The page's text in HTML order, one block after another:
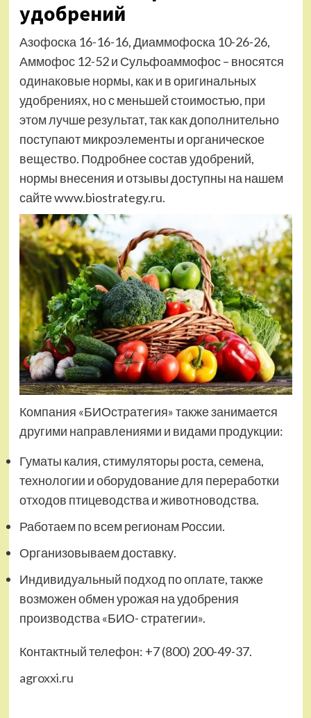
удобрений
Азофоска 16-16-16, Диаммофоска 10-26-26,
Аммофос 12-52 и Сульфоаммофос – вносятся
одинаковые нормы, как и в оригинальных
удобрениях, но с меньшей стоимостью, при
этом лучше результат, так как дополнительно
поступают микроэлементы и органическое
вещество. Подробнее состав удобрений,
нормы внесения и отзывы доступны на нашем
сайте www.biostrategy.ru.
Компания «БИОстратегия» также занимается
другими направлениями и видами продукции:
Гуматы калия, стимуляторы роста, семена,
технологии и оборудование для переработки
отходов птицеводства и животноводства.
Работаем по всем регионам России.
Организовываем доставку.
Индивидуальный подход по оплате, также
возможен обмен урожая на удобрения
производства «БИО- стратегии».
Контактный телефон: +7 (800) 200-49-37.
agroxxi.ru